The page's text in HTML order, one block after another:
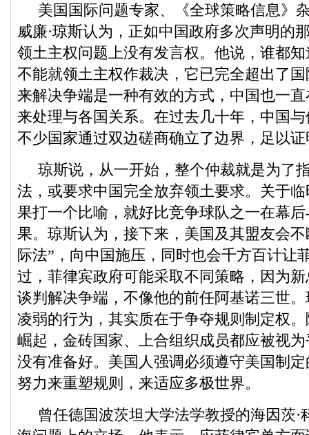
美国国际问题专家、《全球策略信息》
威廉·琼斯认为，正如中国政府多次声明的
领土主权问题上没有发言权。他说，谁都
不能就领土主权作裁决，它已完全超出了
来解决争端是一种有效的方式，中国也一
来处理与各国关系。在过去几十年，中国
不少国家通过双边磋商确立了边界，足以
琼斯说，从一开始，整个仲裁就是为了
法，或要求中国完全放弃领土要求。关于
果打一个比喻，就好比竞争球队之一在幕
果。琼斯认为，接下来，美国及其盟友会
际法”，向中国施压，同时也会千方百计让
过，菲律宾政府可能采取不同策略，因为
谈判解决争端，不像他的前任阿基诺三世
凌弱的行为，其实质在于争夺规则制定权
崛起，金砖国家、上合组织成员都应被视
没有准备好。美国人强调必须遵守美国制
努力来重塑规则，来适应多极世界。
曾任德国波茨坦大学法学教授的海因茨·